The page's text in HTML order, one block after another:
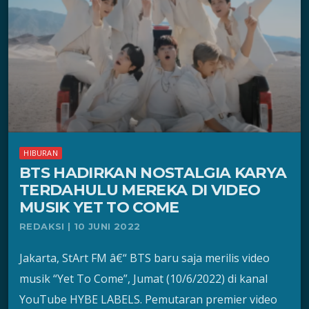
HIBURAN
BTS HADIRKAN NOSTALGIA KARYA
TERDAHULU MEREKA DI VIDEO
MUSIK YET TO COME
REDAKSI | 10 JUNI 2022
Jakarta, StArt FM â€“ BTS baru saja merilis video
musik “Yet To Come”, Jumat (10/6/2022) di kanal
YouTube HYBE LABELS. Pemutaran premier video